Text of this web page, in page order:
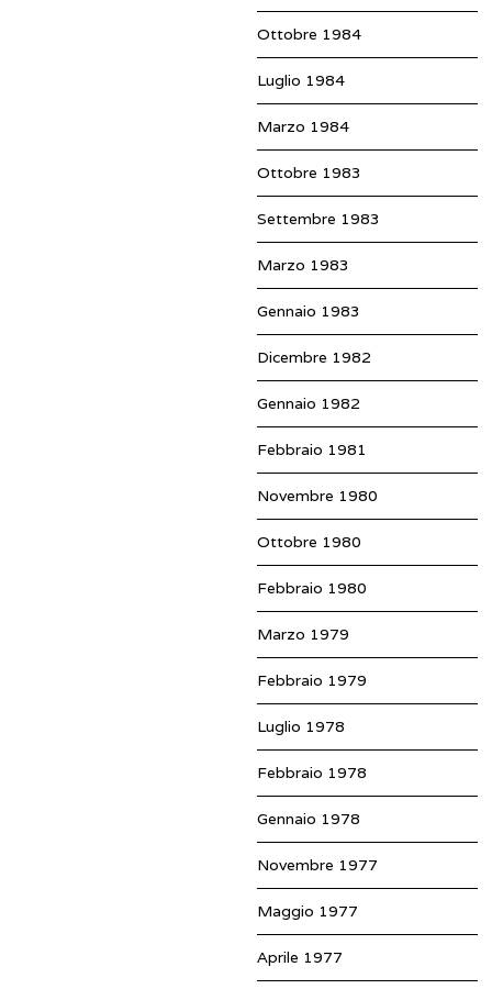
Ottobre 1984
Luglio 1984
Marzo 1984
Ottobre 1983
Settembre 1983
Marzo 1983
Gennaio 1983
Dicembre 1982
Gennaio 1982
Febbraio 1981
Novembre 1980
Ottobre 1980
Febbraio 1980
Marzo 1979
Febbraio 1979
Luglio 1978
Febbraio 1978
Gennaio 1978
Novembre 1977
Maggio 1977
Aprile 1977